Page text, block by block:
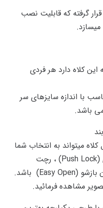
گرفته که قابلیت نصب
این کلاه دارد هر فردی
با اندازه سایزهای سر
میتواند به انتخاب شما
یکی از سه حالت دکمه ای فشاری (Push Lock) ، رچت
چرخشی (Well Ratchet) یا آسان بازشو (Easy Open) باشد.
مشاهده فرمائید.